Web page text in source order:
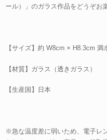
ール）」のガラス作品をどうぞお
【サイズ】約 W8cm × H8.3cm 満
【材質】ガラス（透きガラス）
【生産国】日本
※急な温度差に弱いため、電子レ